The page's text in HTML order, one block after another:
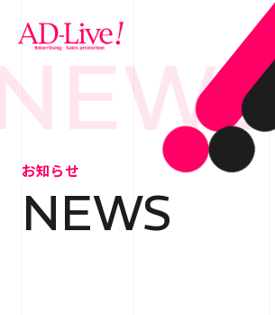
TOP
NEWS お知らせ
お知らせ
NEWS